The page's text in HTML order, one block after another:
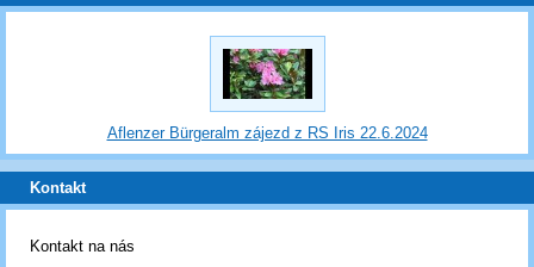
Aflenzer Bürgeralm zájezd z RS Iris 22.6.2024
Kontakt
Kontakt na nás